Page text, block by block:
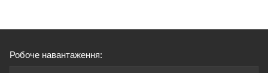
Робоче навантаження: